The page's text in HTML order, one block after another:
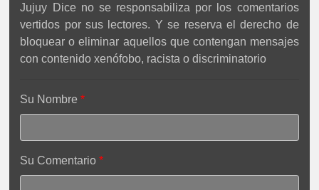
Jujuy Dice no se responsabiliza por los comentarios
vertidos por sus lectores. Y se reserva el derecho de
bloquear o eliminar aquellos que contengan mensajes
con contenido xenófobo, racista o discriminatorio
Su Nombre
Su Comentario